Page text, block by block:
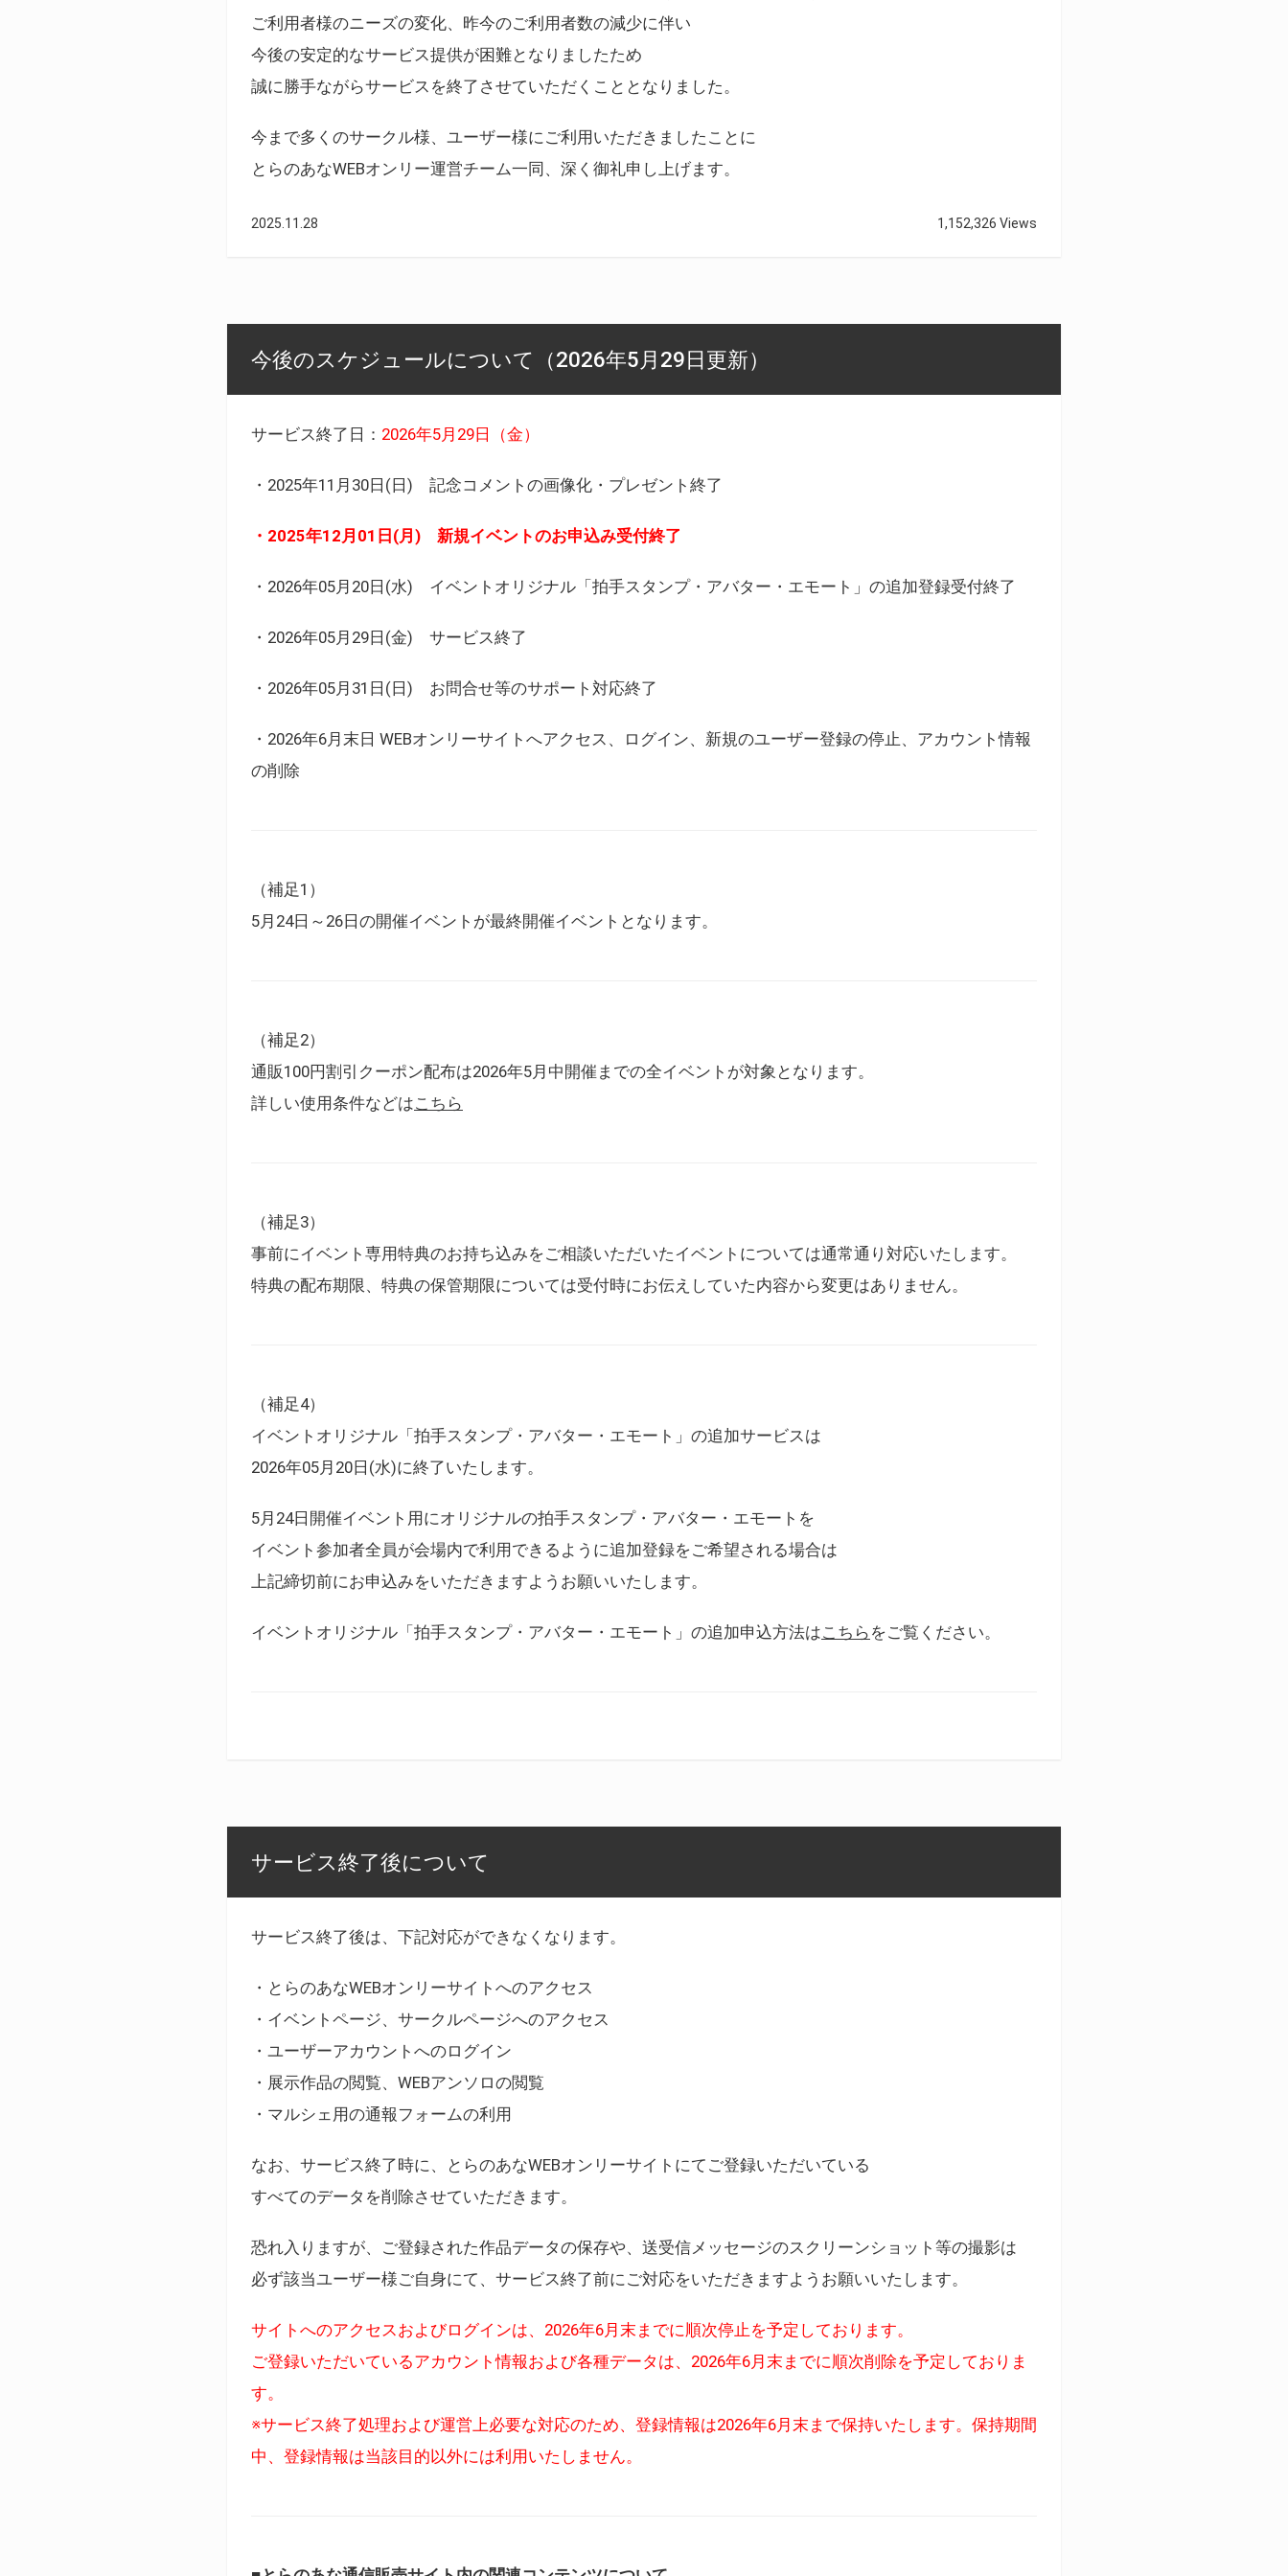
ご利用者様のニーズの変化、昨今のご利用者数の減少に伴い
今後の安定的なサービス提供が困難となりましたため
誠に勝手ながらサービスを終了させていただくこととなりました。
今まで多くのサークル様、ユーザー様にご利用いただきましたことに
とらのあなWEBオンリー運営チーム一同、深く御礼申し上げます。
2025.11.28 1,152,326 Views
今後のスケジュールについて（2026年5月29日更新）
サービス終了日： 2026年5月29日（金）
・2025年11月30日(日) 記念コメントの画像化・プレゼント終了
・2025年12月01日(月) 新規イベントのお申込み受付終了
・2026年05月20日(水) イベントオリジナル「拍手スタンプ・アバター・エモート」の追加登録受付終了
・2026年05月29日(金) サービス終了
・2026年05月31日(日) お問合せ等のサポート対応終了
・2026年6月末日 WEBオンリーサイトへアクセス、ログイン、新規のユーザー登録の停止、アカウント情報
の削除
（補足1）
5月24日～26日の開催イベントが最終開催イベントとなります。
（補足2）
通販100円割引クーポン配布は2026年5月中開催までの全イベントが対象となります。
詳しい使用条件などはこちら
（補足3）
事前にイベント専用特典のお持ち込みをご相談いただいたイベントについては通常通り対応いたします。
特典の配布期限、特典の保管期限については受付時にお伝えしていた内容から変更はありません。
（補足4）
イベントオリジナル「拍手スタンプ・アバター・エモート」の追加サービスは
2026年05月20日(水)に終了いたします。
5月24日開催イベント用にオリジナルの拍手スタンプ・アバター・エモートを
イベント参加者全員が会場内で利用できるように追加登録をご希望される場合は
上記締切前にお申込みをいただきますようお願いいたします。
イベントオリジナル「拍手スタンプ・アバター・エモート」の追加申込方法はこちら をご覧ください。
サービス終了後について
サービス終了後は、下記対応ができなくなります。
・とらのあなWEBオンリーサイトへのアクセス
・イベントページ、サークルページへのアクセス
・ユーザーアカウントへのログイン
・展示作品の閲覧、WEBアンソロの閲覧
・マルシェ用の通報フォームの利用
なお、サービス終了時に、とらのあなWEBオンリーサイトにてご登録いただいている
すべてのデータを削除させていただきます。
恐れ入りますが、ご登録された作品データの保存や、送受信メッセージのスクリーンショット等の撮影は
必ず該当ユーザー様ご自身にて、サービス終了前にご対応をいただきますようお願いいたします。
サイトへのアクセスおよびログインは、2026年6月末までに順次停止を予定しております。
ご登録いただいているアカウント情報および各種データは、2026年6月末までに順次削除を予定しておりま
す。
※サービス終了処理および運営上必要な対応のため、登録情報は2026年6月末まで保持いたします。保持期間
中、登録情報は当該目的以外には利用いたしません。